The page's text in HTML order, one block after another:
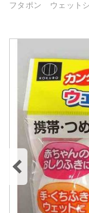
フタポン ウェット